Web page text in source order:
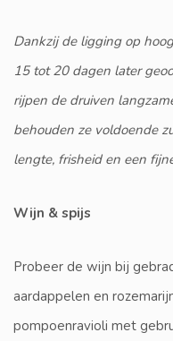
Dankzij de ligging op
15 tot 20 dagen later
rijpen de druiven
behouden ze voldoende
lengte, frisheid en een
Wijn & spijs
Probeer de wijn bij
aardappelen en
pompoenravioli met